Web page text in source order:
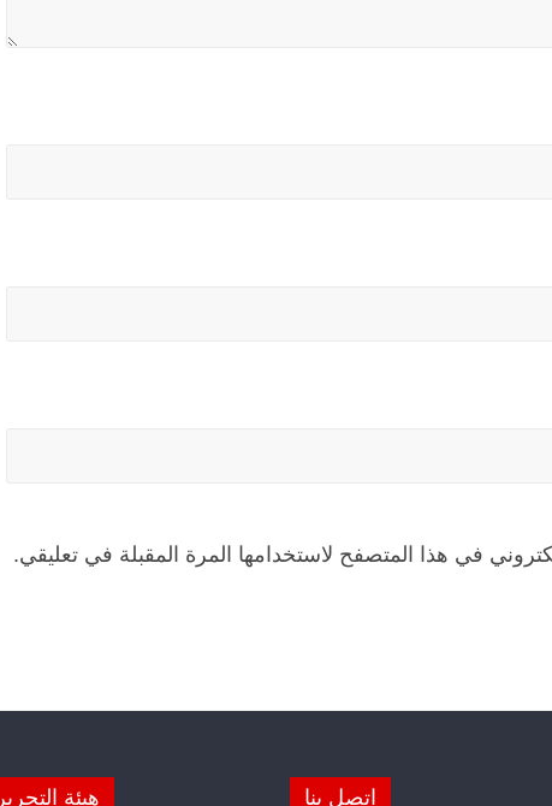
في هذا المتصفح لاستخدامها المرة المقبلة في تعليقي.
اتصل بنا هيئة التحرير